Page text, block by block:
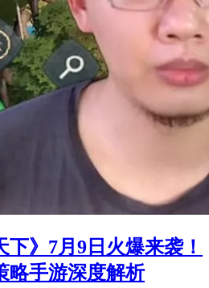
下》7月9日火爆来袭！
略手游深度解析